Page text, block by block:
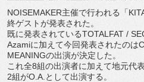
NOISEMAKER主催で行われる「
終ゲストが発表された。
既に発表されているTOTALFAT /
Azamiに加えて今回発表されたのは
MEANINGの出演が決定した。
これ全8組の出演者に加えて地元代
2組がO.A.として出演する。